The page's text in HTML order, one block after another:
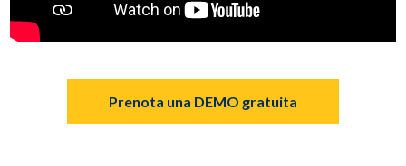
Prenota una DEMO gratuita